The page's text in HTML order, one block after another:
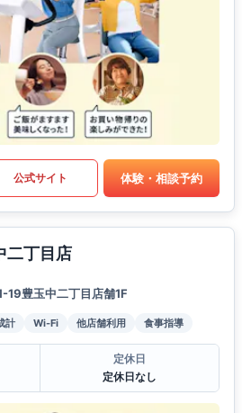
公式サイト 体験・相談予約
二丁目店
19豊玉中二丁目店舗1F
計 Wi-Fi 他店舗利用 食事指導
定休日
定休日なし